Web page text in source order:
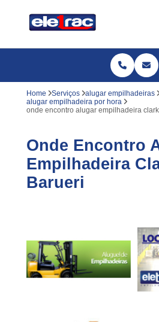
Home Serviços
alugar empilhadeiras
alugar empilhadeira por hora
onde encontro alugar empilhadeira
Onde Encontro
Empilhadeira
Barueri